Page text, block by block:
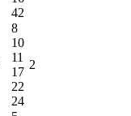
42
8
10
11
17
22
24
2